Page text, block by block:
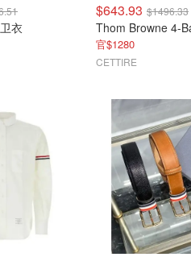
衣
$643.93 $1496.33
官$1280
CETTIRE